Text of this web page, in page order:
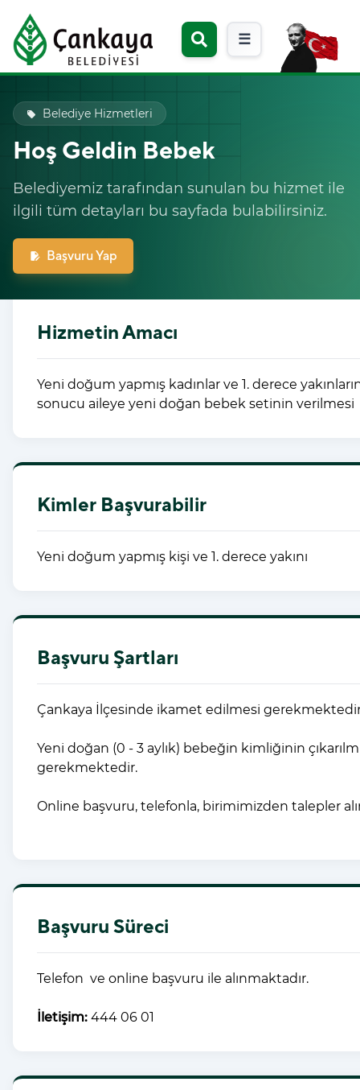
☰
local_offer Belediye Hizmetleri
Hoş Geldin Bebek
Belediyemiz tarafından sunulan bu hizmet ile
ilgili tüm detayları bu sayfada bulabilirsiniz.
edit_document Başvuru Yap
Hizmetin Amacı
Yeni doğum yapmış kadınlar ve 1. derece
sonucu aileye yeni doğan bebek setinin verilmesi
Kimler Başvurabilir
Yeni doğum yapmış kişi ve 1. derece yakını
Başvuru Şartları
Çankaya İlçesinde ikamet edilmesi
Yeni doğan (0 - 3 aylık) bebeğin kimliğinin
gerekmektedir.
Online başvuru, telefonla, birimimizden talepler
Başvuru Süreci
Telefon ve online başvuru ile alınmaktadır.
İletişim: 444 06 01